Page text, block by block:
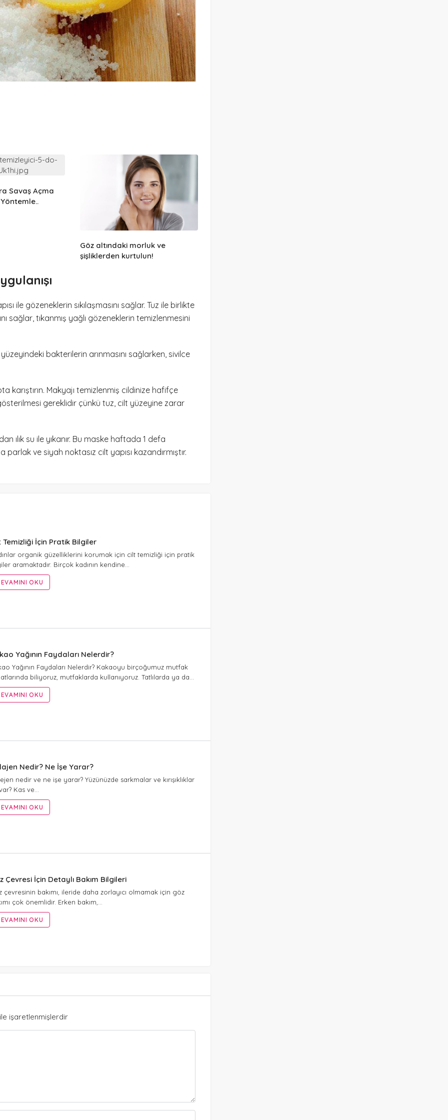
Savaş Açma
Göz altındaki morluk ve
şişliklerden kurtulun!
ile gözeneklerin sıkılaşmasını sağlar. Tuz ile birlikte
sağlar, tıkanmış yağlı gözeneklerin temizlenmesini
bakterilerin arınmasını sağlarken, sivilce
Makyajı temizlenmiş cildinize hafifçe
gereklidir çünkü tuz, cilt yüzeyine zarar
ılık su ile yıkanır. Bu maske haftada 1 defa
ve siyah noktasız cilt yapısı kazandırmıştır.
Temizliği İçin Pratik Bilgiler
organik güzelliklerini korumak için cilt temizliği için pratik
aramaktadır. Birçok kadının kendine…
OKU
Yağının Faydaları Nelerdir?
Yağının Faydaları Nelerdir? Kakaoyu birçoğumuz mutfak
biliyoruz, mutfaklarda kullanıyoruz. Tatlılarda ya da…
OKU
Nedir? Ne İşe Yarar?
nedir ve ne işe yarar? Yüzünüzde sarkmalar ve kırışıklıklar
Kas ve…
OKU
Çevresi İçin Detaylı Bakım Bilgileri
çevresinin bakımı, ileride daha zorlayıcı olmamak için göz
çok önemlidir. Erken bakım,…
OKU
işaretlenmişlerdir